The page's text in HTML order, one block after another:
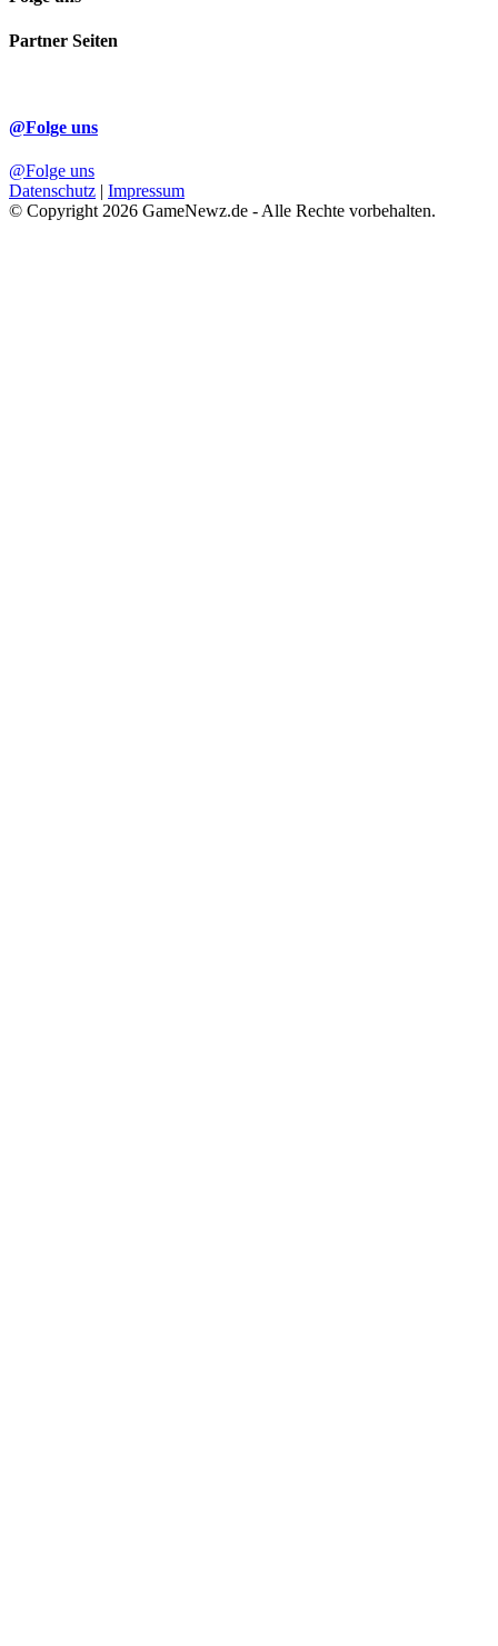
Partner Seiten
@Folge uns
@Folge uns
Datenschutz | Impressum
© Copyright 2026 GameNewz.de - Alle Rechte vorbehalten.